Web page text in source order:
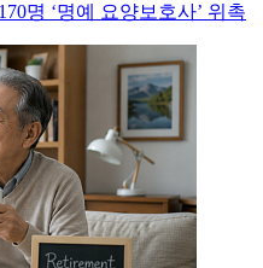
명 ‘명예 요양보호사’ 위촉